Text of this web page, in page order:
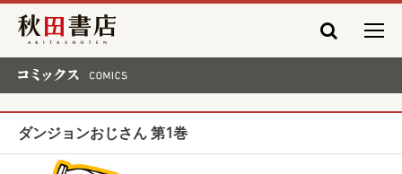
秋田書店
ダンジョンおじさん 第1巻